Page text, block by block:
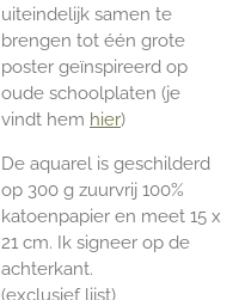
uiteindelijk samen te
brengen tot één grote
poster geïnspireerd op
oude schoolplaten (je
vindt hem hier)
De aquarel is geschilderd
op 300 g zuurvrij 100%
katoenpapier en meet 15 x
21 cm. Ik signeer op de
achterkant.
(exclusief lijst)